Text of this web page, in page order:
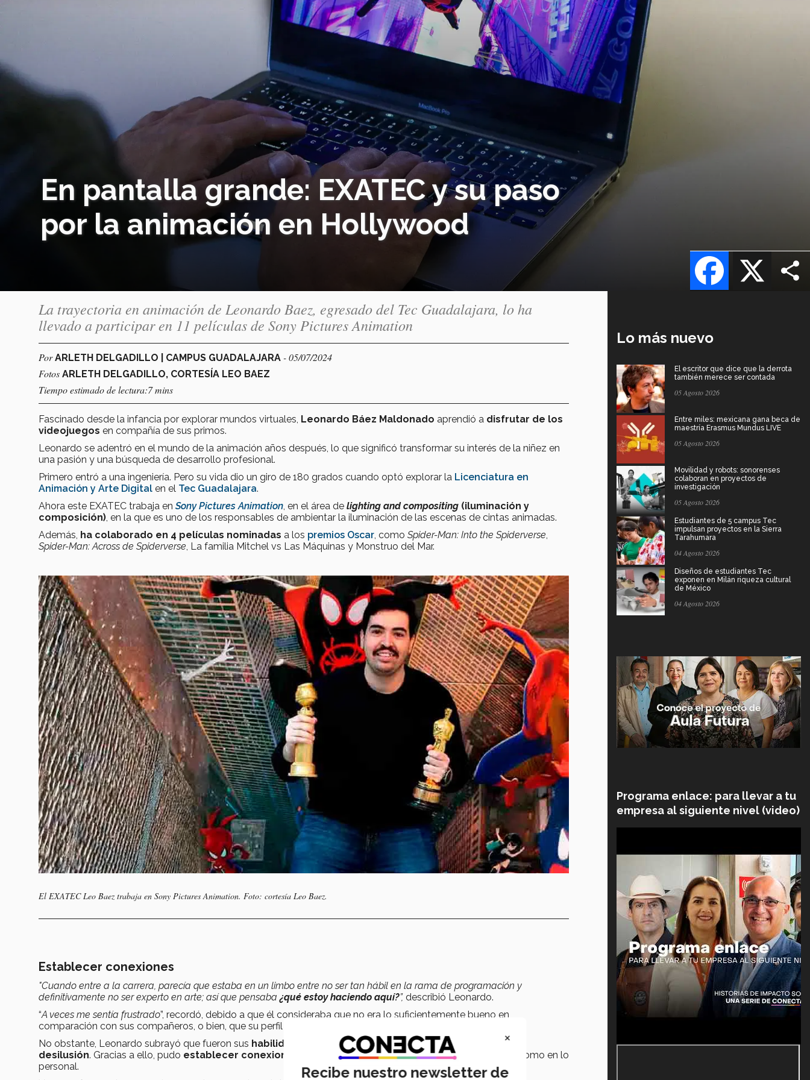
En pantalla grande: EXATEC y su paso
por la animación en Hollywood
X
Facebook
La trayectoria en animación de Leonardo Baez, egresado del Tec Guadalajara, lo ha
llevado a participar en 11 películas de Sony Pictures Animation
PorARLETH DELGADILLO | CAMPUS GUADALAJARA - 05/07/2024
Fotos ARLETH DELGADILLO, CORTESÍA LEO BAEZ
Tiempo estimado de lectura:7 mins
Fascinado desde la infancia por explorar mundos virtuales, Leonardo Báez Maldonado aprendió a disfrutar de los
videojuegos en compañía de sus primos.
Leonardo se adentró en el mundo de la animación años después, lo que significó transformar su interés de la niñez en
una pasión y una búsqueda de desarrollo profesional.
Primero entró a una ingeniería. Pero su vida dio un giro de 180 grados cuando optó explorar la Licenciatura en
Animación y Arte Digital en el Tec Guadalajara.
Ahora este EXATEC trabaja en Sony Pictures Animation , en el área de lighting and compositing (iluminación y
composición) , en la que es uno de los responsables de ambientar la iluminación de las escenas de cintas animadas.
Además, ha colaborado en 4 películas nominadas a los premios Oscar , como Spider-Man: Into the Spiderverse
Spider-Man: Across de Spiderverse , La familia Mitchel vs Las Máquinas y Monstruo del Mar.
El EXATEC Leo Baez trabaja en Sony Pictures Animation. Foto: cortesía Leo Baez.
Establecer conexiones
"Cuando entre a la carrera, parecía que estaba en un limbo entre no ser tan hábil en la rama de programación y
definitivamente no ser experto en arte; así que pensaba¿qué estoy haciendo aquí?”, describió Leonardo.
“A veces me sentía frustrado”, recordó, debido a que él consideraba que no era lo suficientemente bueno en
comparación con sus compañeros, o bien, que su perfil no se ajustaba al de la carrera.
No obstante, Leonardo subrayó que fueron sus habilidades socialeslas que lo ayudaron aequilibrar su
desilusión. Gracias a ello, pudo establecer conexiones y crear oportunidadestanto en lo profesional como en lo
personal.
Lo más nuevo
El escritor que dice que la derrota
también merece ser contada
05 Agosto 2026
Entre miles: mexicana gana beca de
maestría Erasmus Mundus LIVE
05 Agosto 2026
Movilidad y robots: sonorenses
colaboran en proyectos de
investigación
05 Agosto 2026
Estudiantes de 5 campus Tec
impulsan proyectos en la Sierra
Tarahumara
04 Agosto 2026
Diseños de estudiantes Tec
exponen en Milán riqueza cultural
de México
04 Agosto 2026
Programa enlace: para llevar a tu
empresa al siguiente nivel (video)
×
Recibe nuestro newsletter de